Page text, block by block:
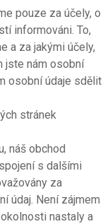
pouze za účely, o
informováni. To,
a za jakými účely,
jste nám osobní
osobní údaje sdělit
stránek
náš obchod
s dalšími
za
údaj. Není zájmem
nastaly a